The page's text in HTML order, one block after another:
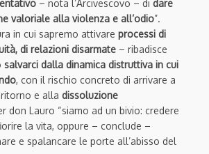
– nota l’Arcivescovo – di dare
valoriale alla violenza e all’odio”.
in cui sapremo attivare processi di
di relazioni disarmate – ribadisce
salvarci dalla dinamica distruttiva in cui
, con il rischio concreto di arrivare a
e alla dissoluzione
don Lauro “siamo ad un bivio: credere
la vita, oppure – conclude –
e spalancare le porte all’abisso del